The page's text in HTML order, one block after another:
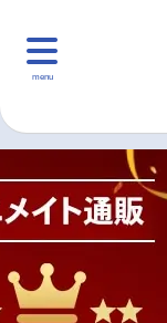
menu
マンガ・ラノベ